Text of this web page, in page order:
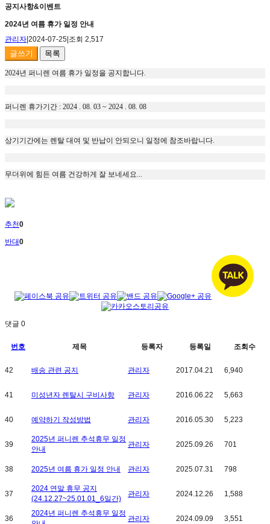
공지사항&이벤트
2024년 여름 휴가 일정 안내
관리자 2024-07-25 조회 2,517
글쓰기 목록
2024년 퍼니렌 여름 휴가 일정을 공지합니다.
퍼니렌 휴가기간 : 2024 . 08. 03 ~ 2024 . 08. 08
상기기간에는 렌탈 대여 및 반납이 안되오니 일정에 참조바랍니다.
무더위에 힘든 여름 건강하게 잘 보네세요...
추천0
반대0
댓글 0
번호 제목 등록자 등록일 조회수
42 배송 관련 공지 관리자 2017.04.21 6,940
41 미성년자 렌탈시 구비사항 관리자 2016.06.22 5,663
40 예약하기 작성방법 관리자 2016.05.30 5,223
39
2025년 퍼니렌 추석휴무 일정
안내
관리자 2025.09.26 701
38 2025년 여름 휴가 일정 안내 관리자 2025.07.31 798
37
2024 연말 휴무 공지
(24.12.27~25.01.01_6일간)
관리자 2024.12.26 1,588
36
2024년 퍼니렌 추석휴무 일정
관리자 2024.09.09 3,551